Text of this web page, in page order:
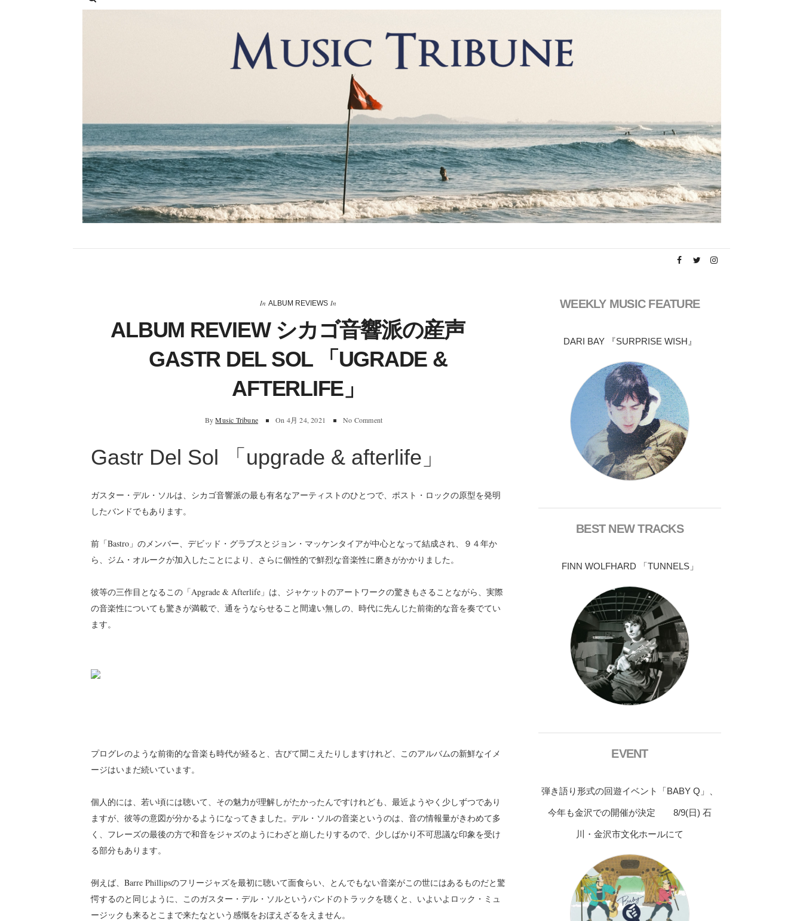
In ALBUM REVIEWS In
ALBUM REVIEW シカゴ音響派の産声
GASTR DEL SOL 「UGRADE &
AFTERLIFE」
By Music Tribune On 4月 24, 2021 No Comment
Gastr Del Sol 「upgrade & afterlife」
ガスター・デル・ソルは、シカゴ音響派の最も有名なアーティストのひとつで、ポスト・ロックの原型を発明
したバンドでもあります。
前「Bastro」のメンバー、デビッド・グラブスとジョン・マッケンタイアが中心となって結成され、９４年か
ら、ジム・オルークが加入したことにより、さらに個性的で鮮烈な音楽性に磨きがかかりました。
彼等の三作目となるこの「Apgrade & Afterlife」は、ジャケットのアートワークの驚きもさることながら、実際
の音楽性についても驚きが満載で、通をうならせること間違い無しの、時代に先んじた前衛的な音を奏でてい
ます。
プログレのような前衛的な音楽も時代が経ると、古びて聞こえたりしますけれど、このアルバムの新鮮なイメ
ージはいまだ続いています。
個人的には、若い頃には聴いて、その魅力が理解しがたかったんですけれども、最近ようやく少しずつであり
ますが、彼等の意図が分かるようになってきました。デル・ソルの音楽というのは、音の情報量がきわめて多
く、フレーズの最後の方で和音をジャズのようにわざと崩したりするので、少しばかり不可思議な印象を受け
る部分もあります。
例えば、Barre Phillipsのフリージャズを最初に聴いて面食らい、とんでもない音楽がこの世にはあるものだと驚
愕するのと同じように、このガスター・デル・ソルというバンドのトラックを聴くと、いよいよロック・ミュ
ージックも来るとこまで来たなという感慨をおぼえざるをえません。
WEEKLY MUSIC FEATURE
DARI BAY 『SURPRISE WISH』
BEST NEW TRACKS
FINN WOLFHARD 「TUNNELS」
EVENT
弾き語り形式の回遊イベント「BABY Q」、
今年も金沢での開催が決定 8/9(日) 石
川・金沢市文化ホールにて